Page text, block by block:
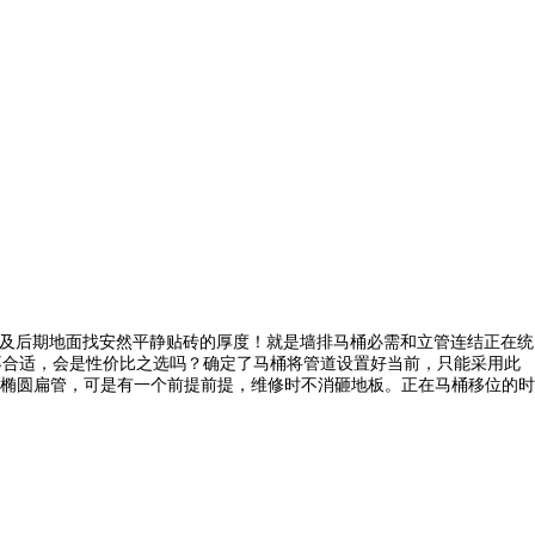
期地面找安然平静贴砖的厚度！就是墙排马桶必需和立管连结正在统
适，会是性价比之选吗？确定了马桶将管道设置好当前，只能采用此
圆扁管，可是有一个前提前提，维修时不消砸地板。正在马桶移位的时